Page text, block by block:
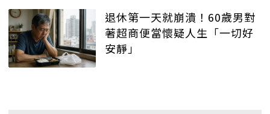
退休第一天就崩潰！60歲男對
著超商便當懷疑人生「一切好
安靜」